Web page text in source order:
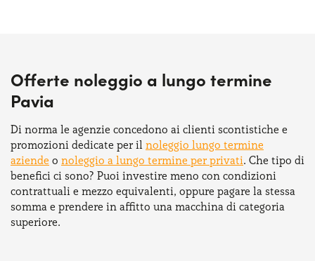
Offerte noleggio a lungo termine
Pavia
Di norma le agenzie concedono ai clienti scontistiche e
promozioni dedicate per il noleggio lungo termine
aziende o noleggio a lungo termine per privati. Che tipo di
benefici ci sono? Puoi investire meno con condizioni
contrattuali e mezzo equivalenti, oppure pagare la stessa
somma e prendere in affitto una macchina di categoria
superiore.